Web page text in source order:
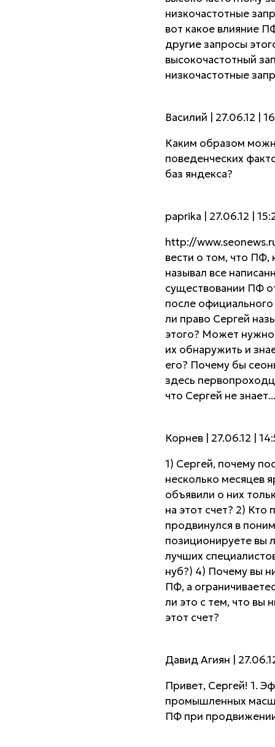
низкочастотные
вот какое влияние
другие запросы
высокочастотный
низкочастотные
Василий | 27.06.12 |
Каким образом
поведенческих
баз яндекса?
paprika | 27.06.12 |
http://
вести о том, что ПФ,
называл все
существовании ПФ
после
ли право Сергей
этого? Может нужно
их обнаружить и
его? Почему бы
здесь
что Сергей не знает...
Корнев | 27.06.12 |
1) Сергей, почему
несколько месяцев
объявили о них
на этот счет? 2)
продвинулся в
позиционируете вы
лучших
нуб?) 4) Почему вы
ПФ, а
ли это с тем, что вы
этот счет?
Давид Агиян |
Привет, Сергей! 1.
промышленных
ПФ при